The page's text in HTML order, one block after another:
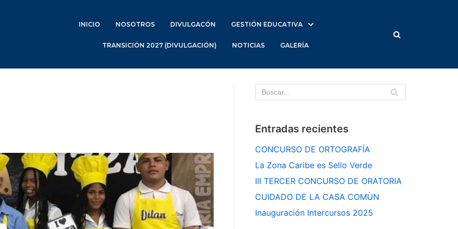
INICIO NOSOTROS DIVULGACÓN GESTIÓN EDUCATIVA
TRANSICIÓN 2027 (DIVULGACIÓN) NOTICIAS GALERÍA
Entradas recientes
CONCURSO DE ORTOGRAFÍA
La Zona Caribe es Sello Verde
III TERCER CONCURSO DE ORATORIA
CUIDADO DE LA CASA COMÙN
Inauguración Intercursos 2025